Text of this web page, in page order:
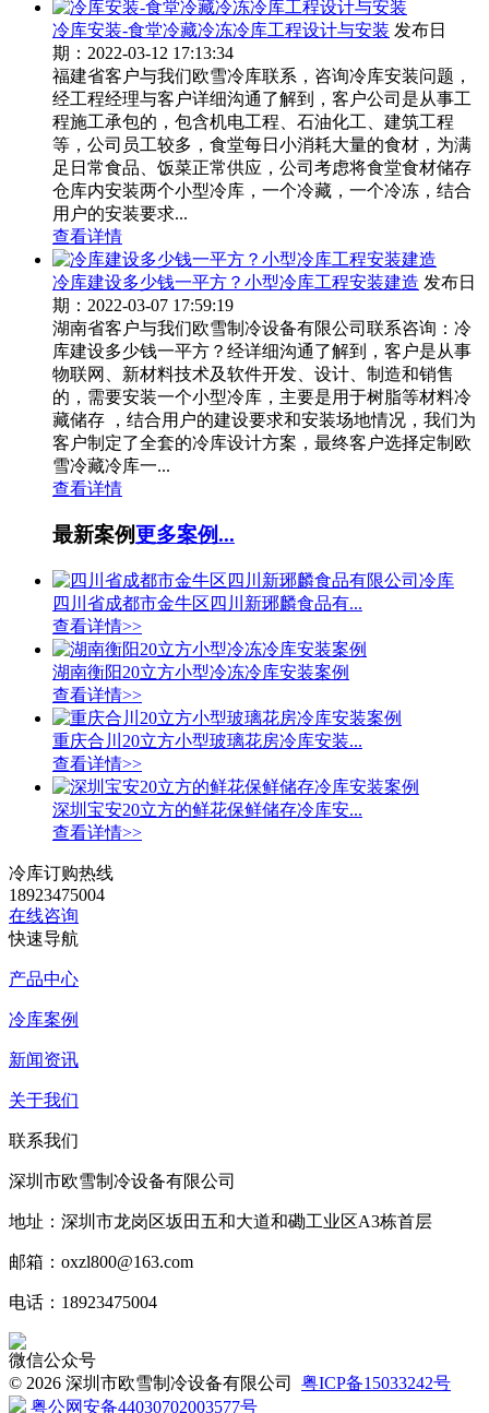
冷库安装-食堂冷藏冷冻冷库工程设计与安装 发布日
期：2022-03-12 17:13:34
福建省客户与我们欧雪冷库联系，咨询冷库安装问题，
经工程经理与客户详细沟通了解到，客户公司是从事工
程施工承包的，包含机电工程、石油化工、建筑工程
等，公司员工较多，食堂每日小消耗大量的食材，为满
足日常食品、饭菜正常供应，公司考虑将食堂食材储存
仓库内安装两个小型冷库，一个冷藏，一个冷冻，结合
用户的安装要求...
查看详情
冷库建设多少钱一平方？小型冷库工程安装建造 发布日
期：2022-03-07 17:59:19
湖南省客户与我们欧雪制冷设备有限公司联系咨询：冷
库建设多少钱一平方？经详细沟通了解到，客户是从事
物联网、新材料技术及软件开发、设计、制造和销售
的，需要安装一个小型冷库，主要是用于树脂等材料冷
藏储存 ，结合用户的建设要求和安装场地情况，我们为
客户制定了全套的冷库设计方案，最终客户选择定制欧
雪冷藏冷库一...
查看详情
最新案例更多案例...
四川省成都市金牛区四川新琊麟食品有...
查看详情>>
湖南衡阳20立方小型冷冻冷库安装案例
查看详情>>
重庆合川20立方小型玻璃花房冷库安装...
查看详情>>
深圳宝安20立方的鲜花保鲜储存冷库安...
查看详情>>
冷库订购热线
18923475004
在线咨询
快速导航
产品中心
冷库案例
新闻资讯
关于我们
联系我们
深圳市欧雪制冷设备有限公司
地址：深圳市龙岗区坂田五和大道和磡工业区A3栋首层
邮箱：oxzl800@163.com
电话：18923475004
微信公众号
© 2026 深圳市欧雪制冷设备有限公司 粤ICP备15033242号
粤公网安备44030702003577号